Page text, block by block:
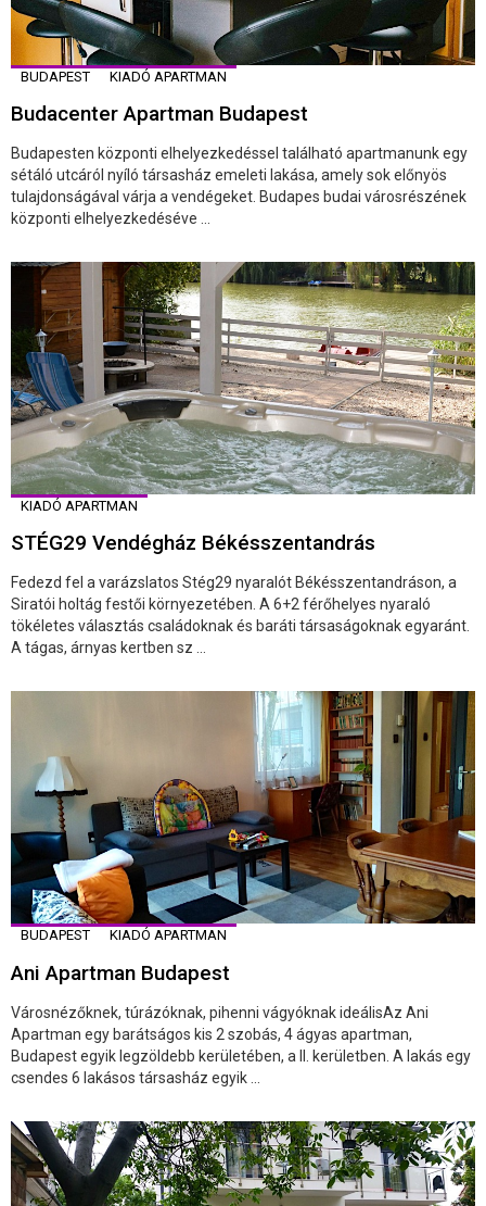
BUDAPEST KIADÓ APARTMAN
Budacenter Apartman Budapest
Budapesten központi elhelyezkedéssel található apartmanunk egy
sétáló utcáról nyíló társasház emeleti lakása, amely sok előnyös
tulajdonságával várja a vendégeket. Budapes budai városrészének
központi elhelyezkedéséve ...
KIADÓ APARTMAN
STÉG29 Vendégház Békésszentandrás
Fedezd fel a varázslatos Stég29 nyaralót Békésszentandráson, a
Siratói holtág festői környezetében. A 6+2 férőhelyes nyaraló
tökéletes választás családoknak és baráti társaságoknak egyaránt.
A tágas, árnyas kertben sz ...
BUDAPEST KIADÓ APARTMAN
Ani Apartman Budapest
Városnézőknek, túrázóknak, pihenni vágyóknak ideálisAz Ani
Apartman egy barátságos kis 2 szobás, 4 ágyas apartman,
Budapest egyik legzöldebb kerületében, a II. kerületben. A lakás egy
csendes 6 lakásos társasház egyik ...